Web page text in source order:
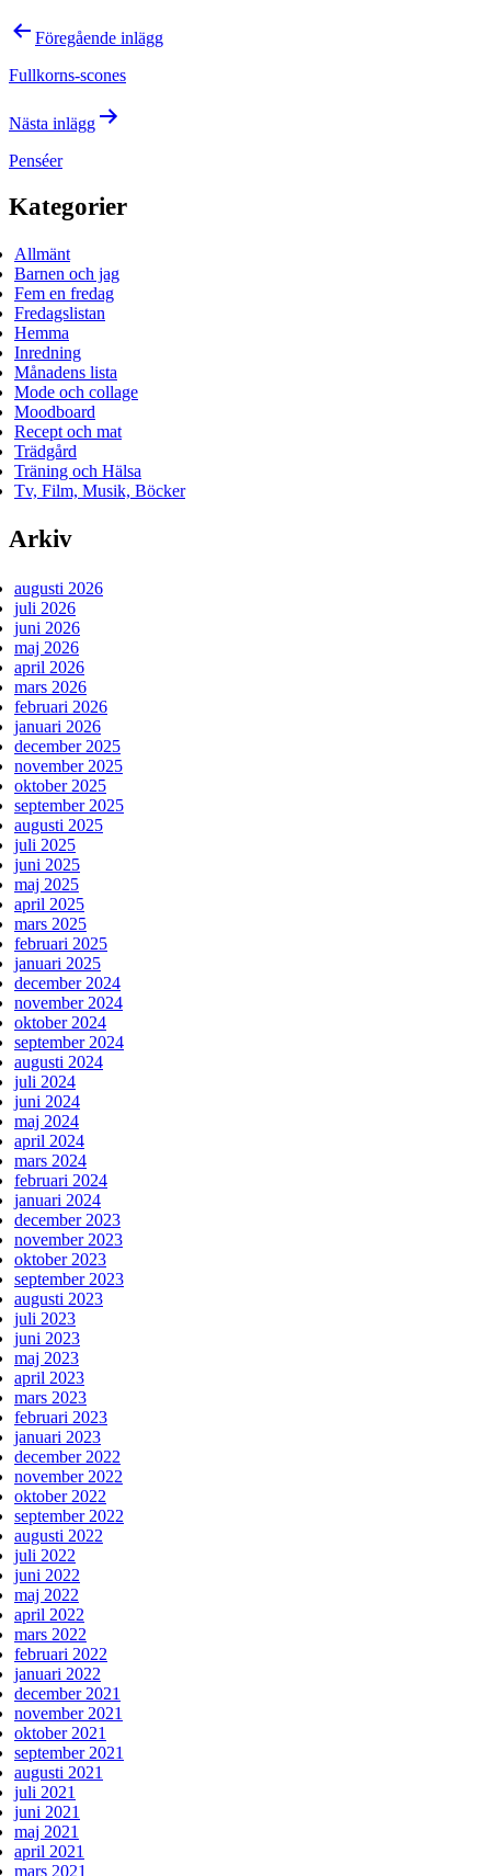
Inläggsnavigering
Föregående inlägg
Fullkorns-scones
Nästa inlägg
Penséer
Kategorier
Allmänt
Barnen och jag
Fem en fredag
Fredagslistan
Hemma
Inredning
Månadens lista
Mode och collage
Moodboard
Recept och mat
Trädgård
Träning och Hälsa
Tv, Film, Musik, Böcker
Arkiv
augusti 2026
juli 2026
juni 2026
maj 2026
april 2026
mars 2026
februari 2026
januari 2026
december 2025
november 2025
oktober 2025
september 2025
augusti 2025
juli 2025
juni 2025
maj 2025
april 2025
mars 2025
februari 2025
januari 2025
december 2024
november 2024
oktober 2024
september 2024
augusti 2024
juli 2024
juni 2024
maj 2024
april 2024
mars 2024
februari 2024
januari 2024
december 2023
november 2023
oktober 2023
september 2023
augusti 2023
juli 2023
juni 2023
maj 2023
april 2023
mars 2023
februari 2023
januari 2023
december 2022
november 2022
oktober 2022
september 2022
augusti 2022
juli 2022
juni 2022
maj 2022
april 2022
mars 2022
februari 2022
januari 2022
december 2021
november 2021
oktober 2021
september 2021
augusti 2021
juli 2021
juni 2021
maj 2021
april 2021
mars 2021